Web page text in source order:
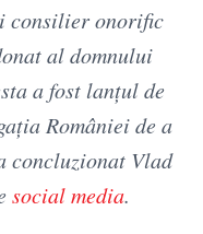
consilier onorific
al domnului
a fost lanțul de
României de a
concluzionat Vlad
social media.